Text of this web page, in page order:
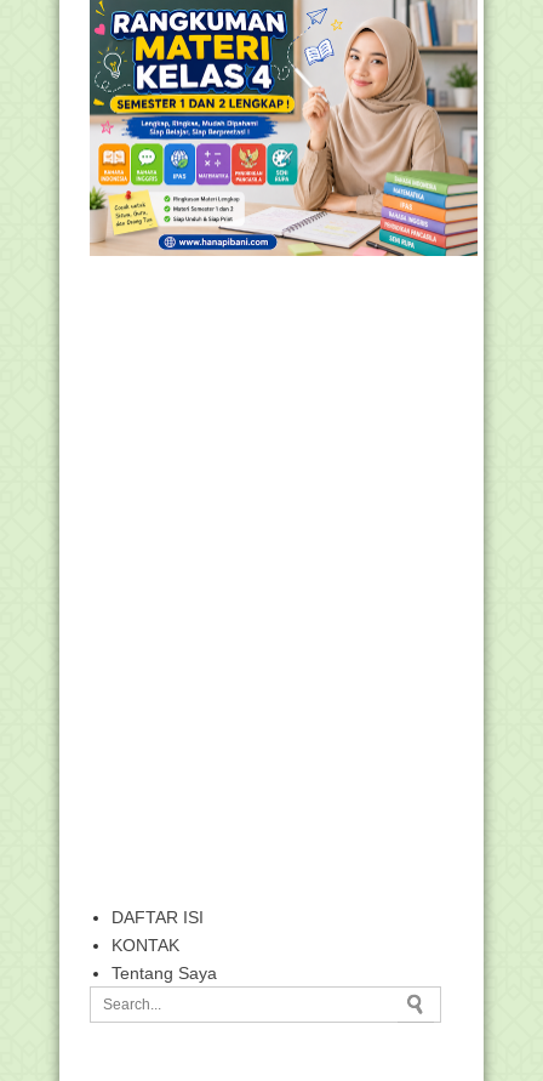
DAFTAR ISI
KONTAK
Tentang Saya